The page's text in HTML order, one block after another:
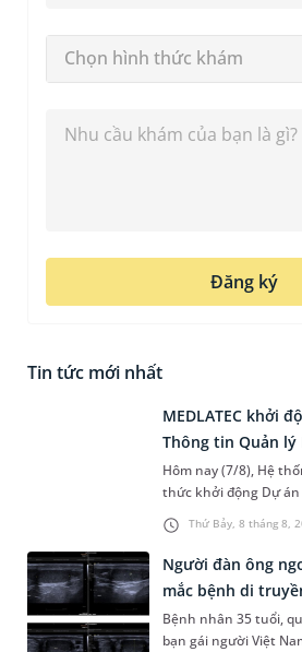
Chọn hình thức khám
Đăng ký
Tin tức mới nhất
Thứ Bảy, 8 tháng 8,
MEDLATEC khởi
Thông tin Quản lý
Hôm nay (7/8), Hệ
thức khởi động Dự
Quản lý Bệnh viện
System) giai đoạn mới.
Người đàn ông
mắc bệnh di
Bệnh nhân 35 tuổi,
bạn gái người Việt